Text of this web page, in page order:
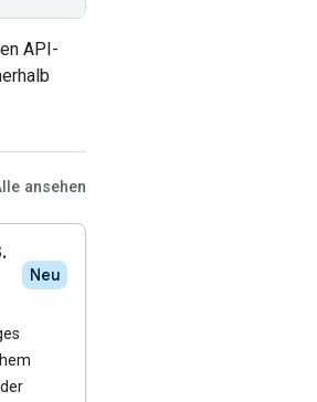
API-
ansehen
Neu